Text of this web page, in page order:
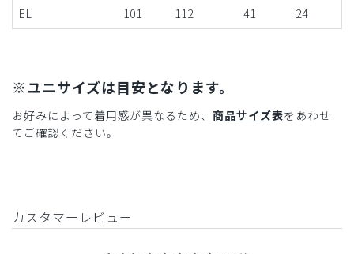
EL 101 112 41 24
※ユニサイズは目安となります。
お好みによって着用感が異なるため、 商品サイズ表をあわせ
てご確認ください。
カスタマーレビュー